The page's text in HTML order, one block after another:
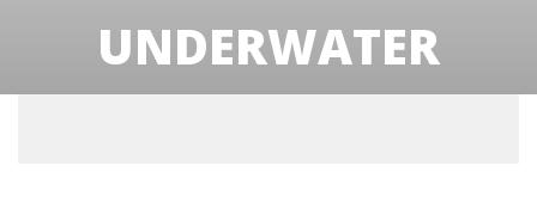
UNDERWATER